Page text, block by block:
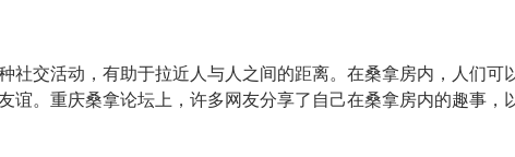
社交活动，有助于拉近人与人之间的距离。在桑拿房内，人们可
谊。重庆桑拿论坛上，许多网友分享了自己在桑拿房内的趣事，